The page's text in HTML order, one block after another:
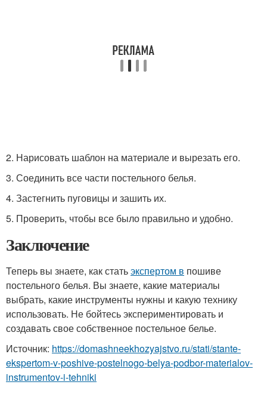
2. Нарисовать шаблон на материале и вырезать его.
3. Соединить все части постельного белья.
4. Застегнить пуговицы и зашить их.
5. Проверить, чтобы все было правильно и удобно.
Заключение
Теперь вы знаете, как статьэкспертом в пошиве
постельного белья. Вы знаете, какие материалы
выбрать, какие инструменты нужны и какую технику
использовать. Не бойтесь экспериментировать и
создавать свое собственное постельное белье.
Источник: https://domashneekhozyajstvo.ru/stati/stante-
ekspertom-v-poshive-postelnogo-belya-podbor-materialov-
instrumentov-i-tehniki